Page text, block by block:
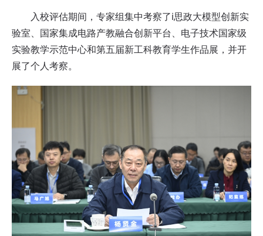
入校评估期间，专家组集中考察了i思政大模型创新实
验室、国家集成电路产教融合创新平台、电子技术国家级
实验教学示范中心和第五届新工科教育学生作品展，并开
展了个人考察。